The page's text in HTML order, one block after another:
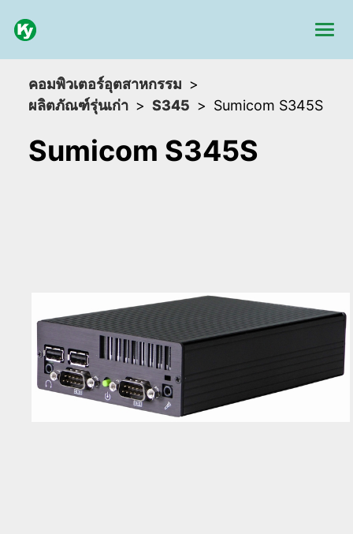
คอมพิวเตอร์อุตสาหกรรม
ผลิตภัณฑ์รุ่นเก่า
S345 Sumicom S345S
Sumicom S345S